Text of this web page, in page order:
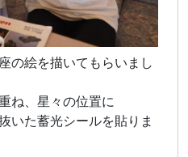
の絵を描いてもらいまし
ね、星々の位置に
いた蓄光シールを貼りま